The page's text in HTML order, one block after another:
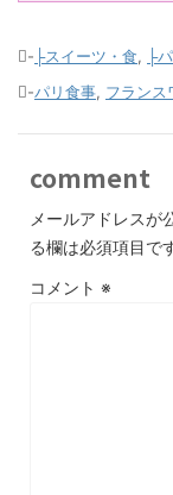
- ├スイーツ・食, ├
-パリ食事, フランス
comment
メールアドレスが
る欄は必須項目で
コメント ※